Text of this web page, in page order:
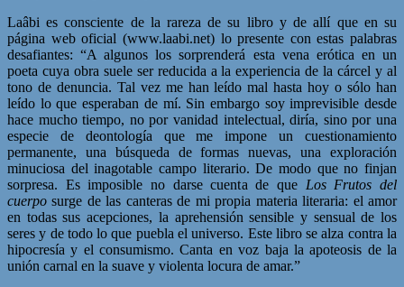
Laâbi es consciente de la rareza de su libro y de allí que en su
página web oficial (www.laabi.net) lo presente con estas palabras
desafiantes: “A algunos los sorprenderá esta vena erótica en un
poeta cuya obra suele ser reducida a la experiencia de la cárcel y al
tono de denuncia. Tal vez me han leído mal hasta hoy o sólo han
leído lo que esperaban de mí. Sin embargo soy imprevisible desde
hace mucho tiempo, no por vanidad intelectual, diría, sino por una
especie de deontología que me impone un cuestionamiento
permanente, una búsqueda de formas nuevas, una exploración
minuciosa del inagotable campo literario. De modo que no finjan
sorpresa. Es imposible no darse cuenta de que Los Frutos del
cuerpo surge de las canteras de mi propia materia literaria: el amor
en todas sus acepciones, la aprehensión sensible y sensual de los
seres y de todo lo que puebla el universo. Este libro se alza contra la
hipocresía y el consumismo. Canta en voz baja la apoteosis de la
unión carnal en la suave y violenta locura de amar.”